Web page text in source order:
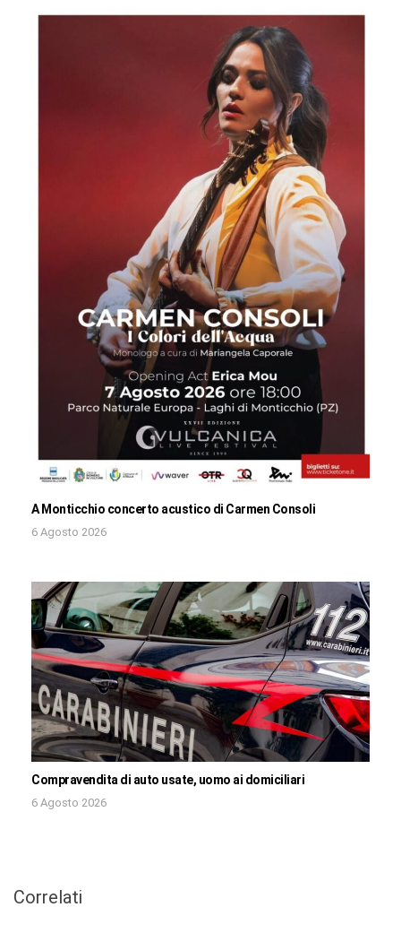
A Monticchio concerto acustico di Carmen Consoli
6 Agosto 2026
Compravendita di auto usate, uomo ai domiciliari
6 Agosto 2026
Correlati